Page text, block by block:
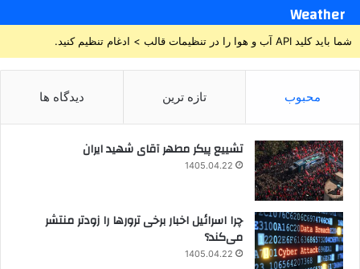
Weather
شما باید کلید API آب و هوا را در تنظیمات قالب > ادغام تنظیم کنید.
محبوب تازه ترین دیدگاه ها
تشییع پیکر مطهر آقای شهید ایران
1405.04.22
چرا اسرائیل اخبار برخی ترورها را زودتر منتشر
می‌کند؟
1405.04.22